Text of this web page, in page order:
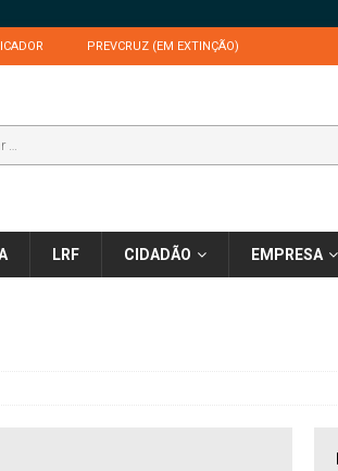
PREVCRUZ (EM EXTINÇÃO)
LRF CIDADÃO EMPRESA